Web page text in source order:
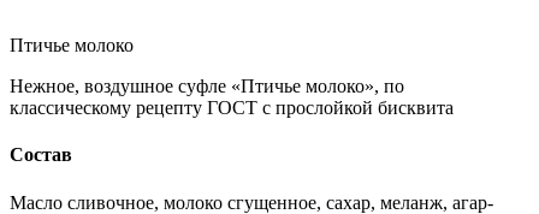
Птичье молоко
Нежное, воздушное суфле «Птичье молоко», по
классическому рецепту ГОСТ с прослойкой бисквита
Состав
Масло сливочное, молоко сгущенное, сахар, меланж, агар-